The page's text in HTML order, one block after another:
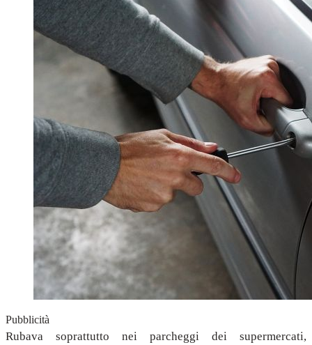
Pubblicità
Rubava soprattutto nei parcheggi dei supermercati,